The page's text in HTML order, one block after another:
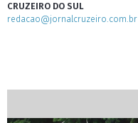
CRUZEIRO DO SUL
redacao@jornalcruzeiro.com.br